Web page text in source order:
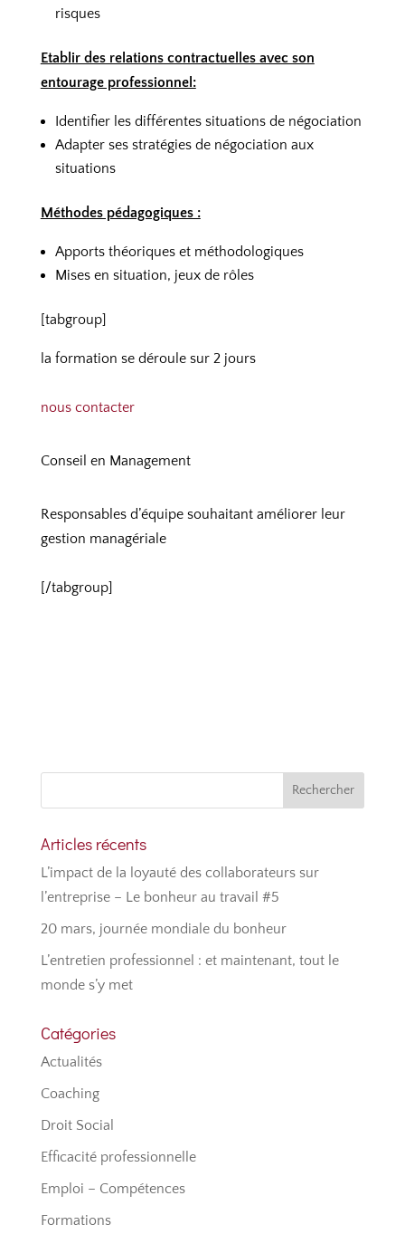
risques
Etablir des relations contractuelles avec son
entourage professionnel:
Identifier les différentes situations de négociation
Adapter ses stratégies de négociation aux
situations
Méthodes pédagogiques :
Apports théoriques et méthodologiques
Mises en situation, jeux de rôles
[tabgroup]
la formation se déroule sur 2 jours
nous contacter
Conseil en Management
Responsables d’équipe souhaitant améliorer leur
gestion managériale
[/tabgroup]
Articles récents
L’impact de la loyauté des collaborateurs sur
l’entreprise – Le bonheur au travail #5
20 mars, journée mondiale du bonheur
L’entretien professionnel : et maintenant, tout le
monde s’y met
Catégories
Actualités
Coaching
Droit Social
Efficacité professionnelle
Emploi – Compétences
Formations